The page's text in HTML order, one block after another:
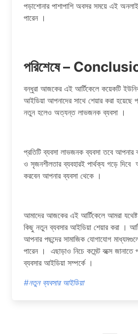
পড়াশোনার পাশাপাশি অবসর সময়ে এই
পারেন ।
পরিশেষে –
বন্ধুরা আজকের এই আর্টিকেলে কয়েকটি
আইডিয়া আপনাদের সাথে শেয়ার করা হয়েছে
নতুন হলেও অত্যন্ত লাভজনক ব্যবসা ।
প্রতিটি ব্যবসা লাভজনক ব্যবসা তবে আপনার
ও সৃজনশীলতার ব্যবহারই পার্থক্য গড়ে দিবে
করবেন আপনার ব্যবসা থেকে ।
আমাদের আজকের এই আর্টিকেলে আমরা যথেষ্ট
কিছু নতুন ব্যবসার আইডিয়া শেয়ার করা ।
আপনার পছন্দের সামাজিক যোগাযোগ
পারেন । এছাড়াও নিচে কমেন্ট বক্সে জানাতে
ব্যবসার আইডিয়া সম্পর্কে ।
#নতুন ব্যবসার আইডিয়া